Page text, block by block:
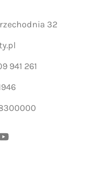
32
941 261